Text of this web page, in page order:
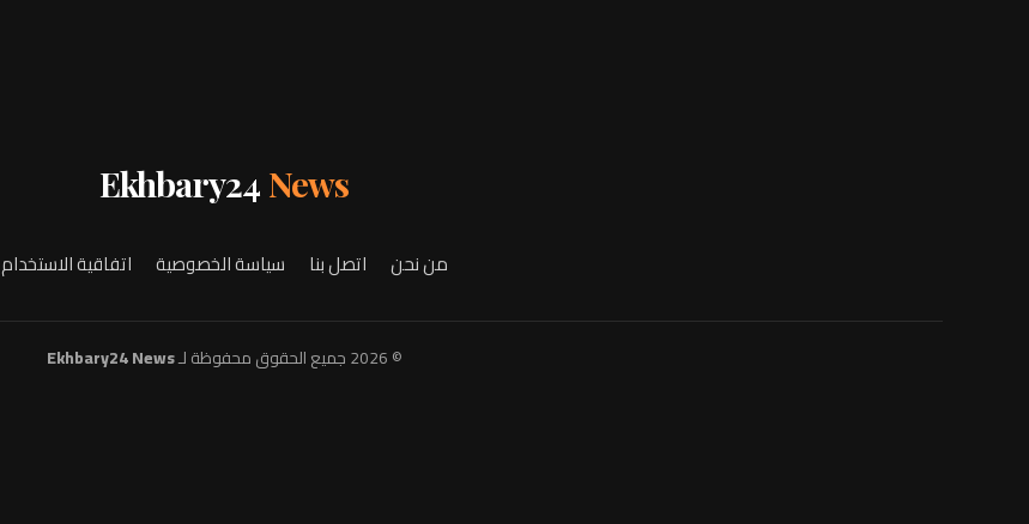
Ekhbary24 News
من نحن اتصل بنا سياسة الخصوصية اتفاقية الاستخدام
© 2026 جميع الحقوق محفوظة لـ Ekhbary24 News